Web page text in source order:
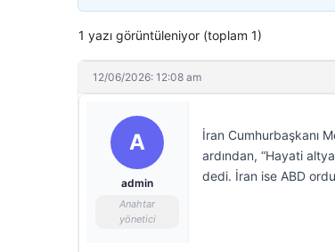
1 yazı görüntüleniyor (toplam 1)
12/06/2026: 12:08 am
A
admin
Anahtar
yönetici
İran Cumhurbaşkanı
ardından, “Hayati
dedi. İran ise ABD